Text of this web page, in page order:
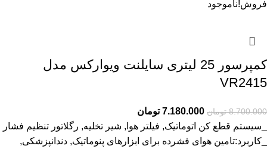
فروش!ناموجود
کمپرسور 25 لیتری سایلنت ویوارکس مدل
VR2415
8.700.000 تومان 7.180.000 تومان
_سیستم قطع کن اتوماتیک, فیلتر هوا, شیر تخلیه, رگلاتور تنظیم فشار
_کاربرد:تامین هوای فشرده برای ابزارهای پنوماتیک, دندانپزشکی,